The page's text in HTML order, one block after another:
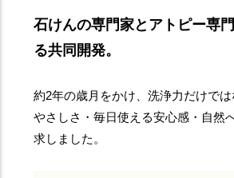
石けんの専門家とアトピー専
る共同開発。
約2年の歳月をかけ、洗浄力だけで
やさしさ・毎日使える安心感・自然
求しました。